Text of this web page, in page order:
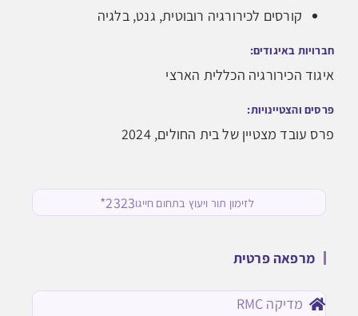
קורסים לכירורגיה רובוטית, גנט, בלגיה
חברויות באיגודים:
איגוד הכירורגיה הכללית הארצי
פרסים והצטיינויות:
פרס עובד מצטיין של בית החולים, 2024
לזימון תור ויעוץ בתחום חייגו2323*
מרפאה פרטית
מדיקה RMC